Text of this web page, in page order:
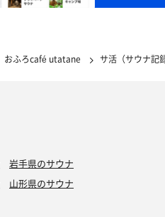
おふろcafé utatane サ活（サウナ記
岩手県のサウナ
山形県のサウナ